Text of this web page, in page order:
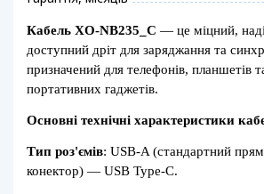
Кабель XO-NB235_C — це міцний,
доступний дріт для заряджання та
призначений для телефонів, планшетів
портативних гаджетів.
Основні технічні характеристики
Тип роз'ємів: USB-A (стандартний
конектор) — USB Type-C.